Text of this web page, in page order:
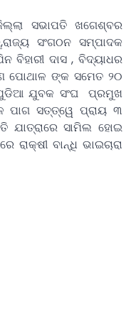
ସଭାପତି ଖଗେଶ୍ବର
ସଂଗଠନ ସମ୍ପାଦକ
ବିହାରୀ ଦାସ , ବିଦ୍ୟାଧର
ପୋଥାଳ ଙ୍କ ସମେତ ୨୦
ଯୁବକ ସଂଘ ପ୍ରମୁଖ
ପାଗ ସତ୍ତ୍ୱେ ପ୍ରାୟ ୩
ଯାତ୍ରାରେ ସାମିଲ ହୋଇ
ବାନ୍ଧି ଭାଇଚାରା